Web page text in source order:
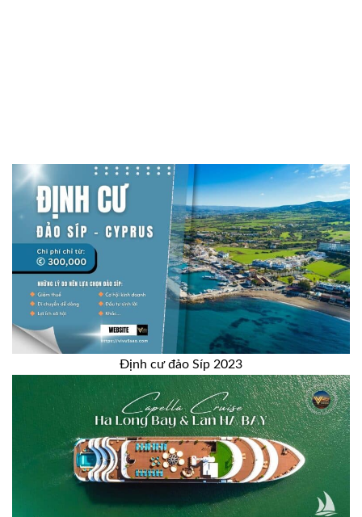
Định cư đảo Síp 2023